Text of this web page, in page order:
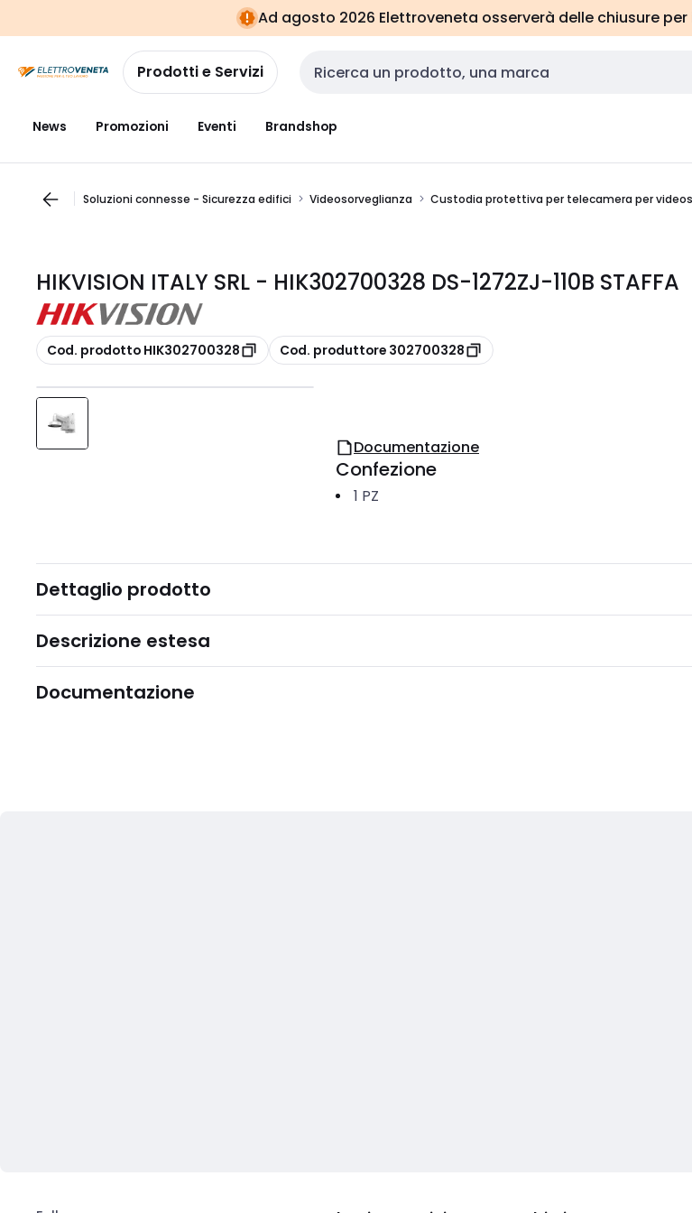
navigazionealla
pagina
Ad agosto 2026 Elettroveneta osserverà delle chiusure
Prodotti e Servizi Cerca input
News Promozioni Eventi Brandshop
Soluzioni connesse - Sicurezza edifici Videosorveglianza Custodia protettiva per telecamera per
HIKVISION ITALY SRL - HIK302700328 DS-1272ZJ-110B STAFFA
copia
Cod. prodotto HIK302700328 copia
Cod. produttore 302700328
Documentazione
Confezione
1 PZ
Dettaglio prodotto
Descrizione estesa
Documentazione